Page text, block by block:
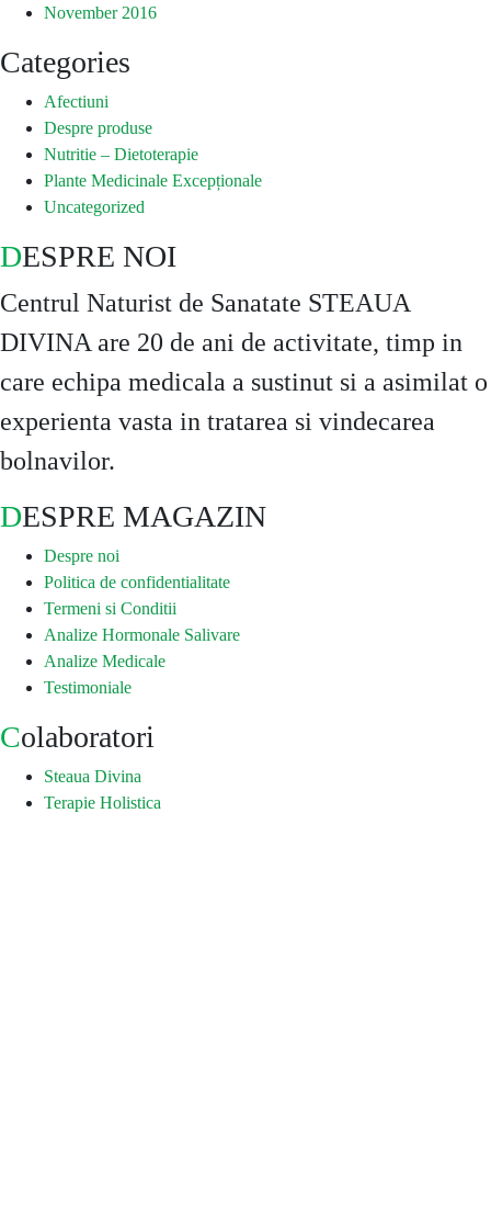
November 2016
Categories
Afectiuni
Despre produse
Nutritie – Dietoterapie
Plante Medicinale Excepționale
Uncategorized
DESPRE NOI
Centrul Naturist de Sanatate STEAUA
DIVINA are 20 de ani de activitate, timp in
care echipa medicala a sustinut si a asimilat o
experienta vasta in tratarea si vindecarea
bolnavilor.
DESPRE MAGAZIN
Despre noi
Politica de confidentialitate
Termeni si Conditii
Analize Hormonale Salivare
Analize Medicale
Testimoniale
Colaboratori
Steaua Divina
Terapie Holistica